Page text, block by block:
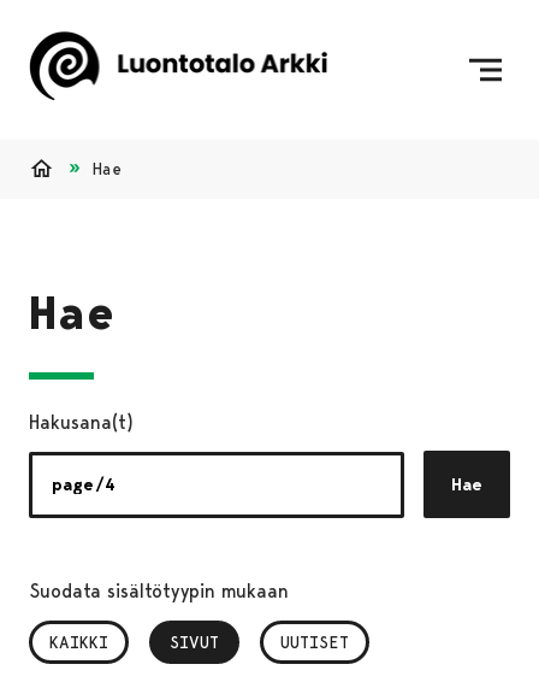
Hae
Hae
Hakusana(t)
Hae
Suodata sisältötyypin mukaan
KAIKKI SIVUT
, VALITTU UUTISET